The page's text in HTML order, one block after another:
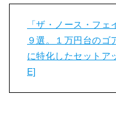
「ザ・ノース・フ
９選。１万円台のゴ
に特化したセットア
E]